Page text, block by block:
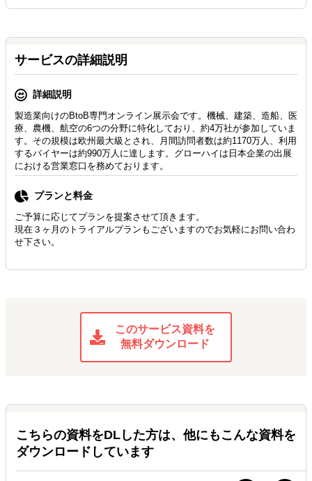
サービスの詳細説明
詳細説明
製造業向けのBtoB専門オンライン展示会です。機械、建築、造船、医
療、農機、航空の6つの分野に特化しており、約4万社が参加していま
す。その規模は欧州最大級とされ、月間訪問者数は約1170万人、利用
するバイヤーは約990万人に達します。グローハイは日本企業の出展
における営業窓口を務めております。
プランと料金
ご予算に応じてプランを提案させて頂きます。
現在３ヶ月のトライアルプランもございますのでお気軽にお問い合わ
せ下さい。
このサービス資料を
無料ダウンロード
こちらの資料をDLした方は、他にもこんな資料を
ダウンロードしています